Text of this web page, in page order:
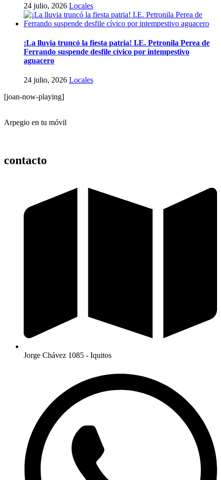
24 julio, 2026 Locales
¡La lluvia truncó la fiesta patria! I.E. Petronila Perea de
Ferrando suspende desfile cívico por intempestivo
aguacero
24 julio, 2026 Locales
[joan-now-playing]
Arpegio en tu móvil
contacto
Jorge Chávez 1085 - Iquitos